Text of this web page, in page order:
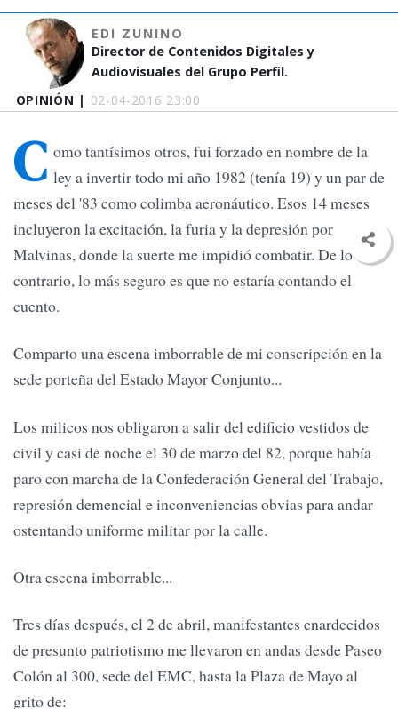
OPINIÓN | 02-04-2016 23:00
EDI ZUNINO
Director de Contenidos Digitales y
Audiovisuales del Grupo Perfil.
C omo tantísimos otros, fui forzado en nombre de la
ley a invertir todo mi año 1982 (tenía 19) y un par de
meses del '83 como colimba aeronáutico. Esos 14 meses
incluyeron la excitación, la furia y la depresión por
Malvinas, donde la suerte me impidió combatir. De lo
contrario, lo más seguro es que no estaría contando el
cuento.
Comparto una escena imborrable de mi conscripción en la
sede porteña del Estado Mayor Conjunto...
Los milicos nos obligaron a salir del edificio vestidos de
civil y casi de noche el 30 de marzo del 82, porque había
paro con marcha de la Confederación General del Trabajo,
represión demencial e inconveniencias obvias para andar
ostentando uniforme militar por la calle.
Otra escena imborrable...
Tres días después, el 2 de abril, manifestantes enardecidos
de presunto patriotismo me llevaron en andas desde Paseo
Colón al 300, sede del EMC, hasta la Plaza de Mayo al
grito de: